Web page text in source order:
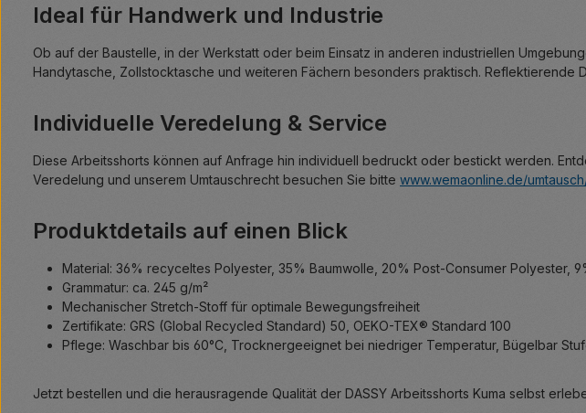
Ideal für Handwerk und Industrie
Ob auf der Baustelle, in der Werkstatt oder beim Einsatz in anderen industriellen
Handytasche, Zollstocktasche und weiteren Fächern besonders praktisch. Reflektierende
Individuelle Veredelung & Service
Diese Arbeitsshorts können auf Anfrage hin individuell bedruckt oder bestickt werden.
Veredelung und unserem Umtauschrecht besuchen Sie bitte www.wemaonline.de/
Produktdetails auf einen Blick
Material: 36% recyceltes Polyester, 35% Baumwolle, 20% Post-Consumer Polyester,
Grammatur: ca. 245 g/m²
Mechanischer Stretch-Stoff für optimale Bewegungsfreiheit
Zertifikate: GRS (Global Recycled Standard) 50, OEKO-TEX® Standard 100
Pflege: Waschbar bis 60°C, Trocknergeeignet bei niedriger Temperatur, Bügelbar
Jetzt bestellen und die herausragende Qualität der DASSY Arbeitsshorts Kuma selbst